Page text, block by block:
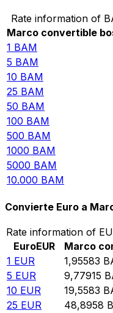
Rate information of
Marco convertible
1 BAM
5 BAM
10 BAM
25 BAM
50 BAM
100 BAM
500 BAM
1000 BAM
5000 BAM
10.000 BAM
Convierte Euro a
Rate information of
EuroEUR Marco
1 EUR 1,95583
5 EUR 9,77915
10 EUR 19,5583
25 EUR 48,8958